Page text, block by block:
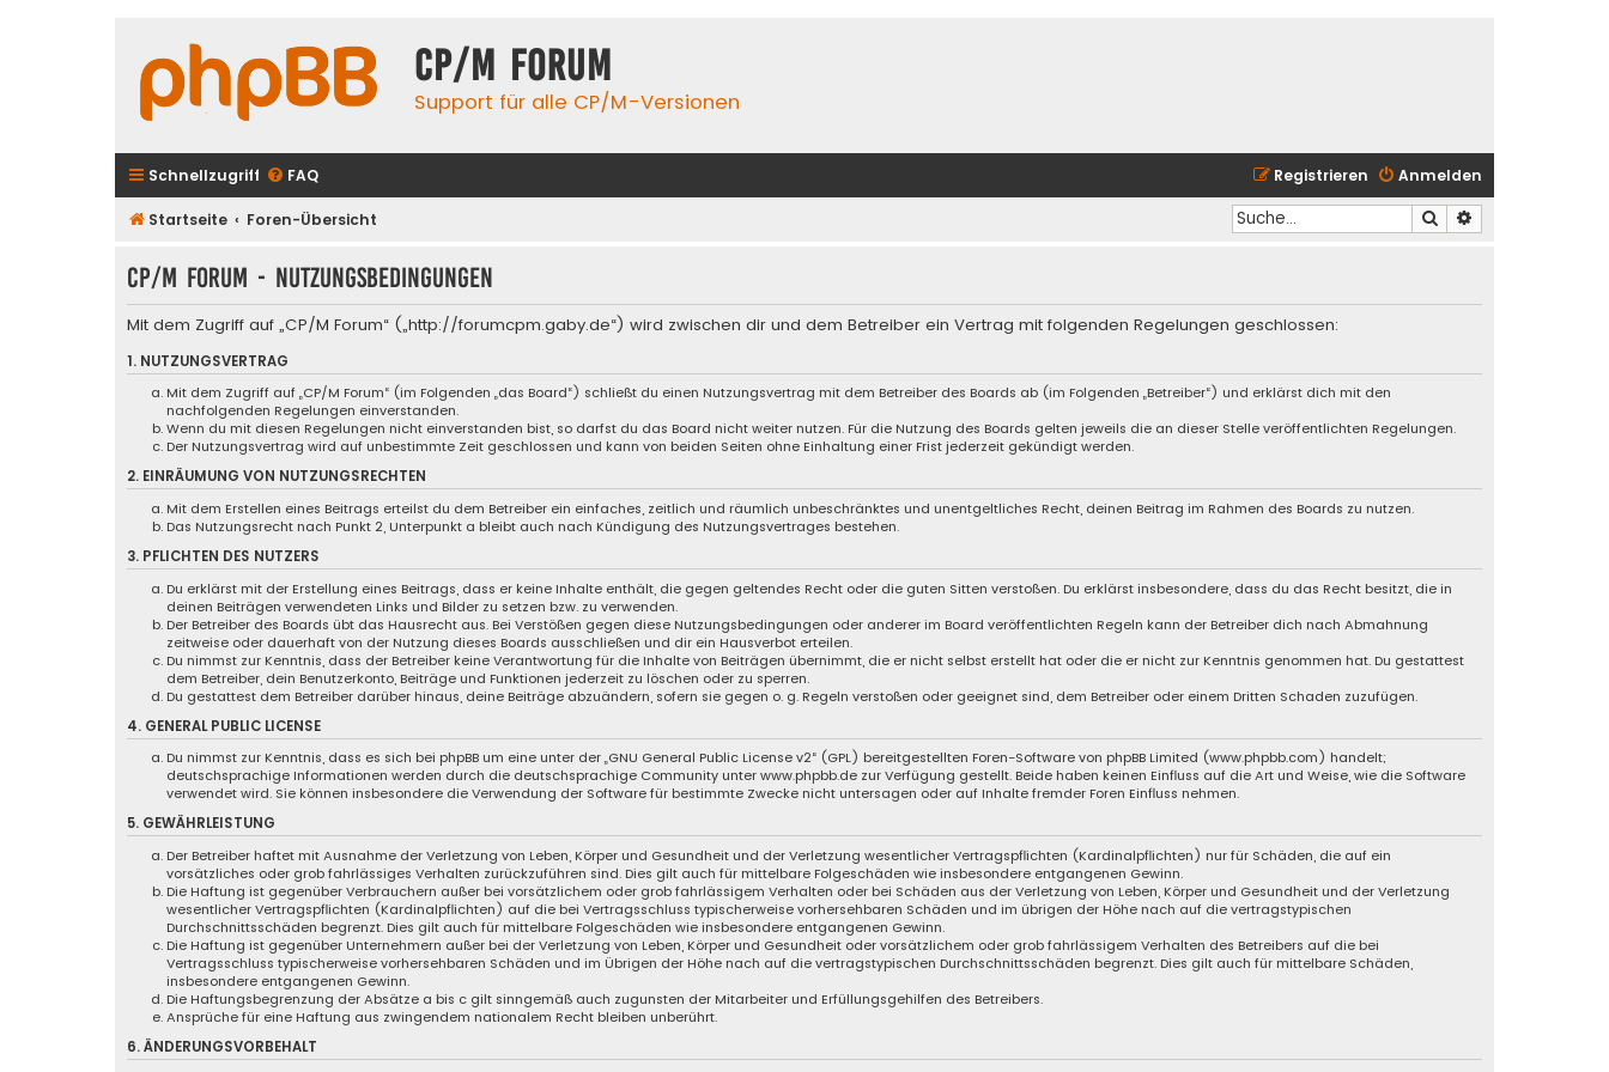
CP/M Forum
Support für alle CP/M-Versionen
Schnellzugriff FAQ Anmelden
Registrieren
Startseite Foren-Übersicht Suche
CP/M Forum - Nutzungsbedingungen
Mit dem Zugriff auf „CP/M Forum“ („http://forumcpm.gaby.de“) wird zwischen dir und dem Betreiber ein Vertrag mit folgenden Regelungen geschlossen:
1. NUTZUNGSVERTRAG
Mit dem Zugriff auf „CP/M Forum“ (im Folgenden „das Board“) schließt du einen Nutzungsvertrag mit dem Betreiber des Boards ab (im Folgenden „Betreiber“) und erklärst dich mit den
nachfolgenden Regelungen einverstanden.
Wenn du mit diesen Regelungen nicht einverstanden bist, so darfst du das Board nicht weiter nutzen. Für die Nutzung des Boards gelten jeweils die an dieser Stelle veröffentlichten Regelungen.
Der Nutzungsvertrag wird auf unbestimmte Zeit geschlossen und kann von beiden Seiten ohne Einhaltung einer Frist jederzeit gekündigt werden.
2. EINRÄUMUNG VON NUTZUNGSRECHTEN
Mit dem Erstellen eines Beitrags erteilst du dem Betreiber ein einfaches, zeitlich und räumlich unbeschränktes und unentgeltliches Recht, deinen Beitrag im Rahmen des Boards zu nutzen.
Das Nutzungsrecht nach Punkt 2, Unterpunkt a bleibt auch nach Kündigung des Nutzungsvertrages bestehen.
3. PFLICHTEN DES NUTZERS
Du erklärst mit der Erstellung eines Beitrags, dass er keine Inhalte enthält, die gegen geltendes Recht oder die guten Sitten verstoßen. Du erklärst insbesondere, dass du das Recht besitzt, die in
deinen Beiträgen verwendeten Links und Bilder zu setzen bzw. zu verwenden.
Der Betreiber des Boards übt das Hausrecht aus. Bei Verstößen gegen diese Nutzungsbedingungen oder anderer im Board veröffentlichten Regeln kann der Betreiber dich nach Abmahnung
zeitweise oder dauerhaft von der Nutzung dieses Boards ausschließen und dir ein Hausverbot erteilen.
Du nimmst zur Kenntnis, dass der Betreiber keine Verantwortung für die Inhalte von Beiträgen übernimmt, die er nicht selbst erstellt hat oder die er nicht zur Kenntnis genommen hat. Du gestattest
dem Betreiber, dein Benutzerkonto, Beiträge und Funktionen jederzeit zu löschen oder zu sperren.
Du gestattest dem Betreiber darüber hinaus, deine Beiträge abzuändern, sofern sie gegen o. g. Regeln verstoßen oder geeignet sind, dem Betreiber oder einem Dritten Schaden zuzufügen.
4. GENERAL PUBLIC LICENSE
Du nimmst zur Kenntnis, dass es sich bei phpBB um eine unter der „GNU General Public License v2“ (GPL) bereitgestellten Foren-Software von phpBB Limited (www.phpbb.com) handelt;
deutschsprachige Informationen werden durch die deutschsprachige Community unter www.phpbb.de zur Verfügung gestellt. Beide haben keinen Einfluss auf die Art und Weise, wie die Software
verwendet wird. Sie können insbesondere die Verwendung der Software für bestimmte Zwecke nicht untersagen oder auf Inhalte fremder Foren Einfluss nehmen.
5. GEWÄHRLEISTUNG
Der Betreiber haftet mit Ausnahme der Verletzung von Leben, Körper und Gesundheit und der Verletzung wesentlicher Vertragspflichten (Kardinalpflichten) nur für Schäden, die auf ein
vorsätzliches oder grob fahrlässiges Verhalten zurückzuführen sind. Dies gilt auch für mittelbare Folgeschäden wie insbesondere entgangenen Gewinn.
Die Haftung ist gegenüber Verbrauchern außer bei vorsätzlichem oder grob fahrlässigem Verhalten oder bei Schäden aus der Verletzung von Leben, Körper und Gesundheit und der Verletzung
wesentlicher Vertragspflichten (Kardinalpflichten) auf die bei Vertragsschluss typischerweise vorhersehbaren Schäden und im übrigen der Höhe nach auf die vertragstypischen
Durchschnittsschäden begrenzt. Dies gilt auch für mittelbare Folgeschäden wie insbesondere entgangenen Gewinn.
Die Haftung ist gegenüber Unternehmern außer bei der Verletzung von Leben, Körper und Gesundheit oder vorsätzlichem oder grob fahrlässigem Verhalten des Betreibers auf die bei
Vertragsschluss typischerweise vorhersehbaren Schäden und im Übrigen der Höhe nach auf die vertragstypischen Durchschnittsschäden begrenzt. Dies gilt auch für mittelbare Schäden,
insbesondere entgangenen Gewinn.
Die Haftungsbegrenzung der Absätze a bis c gilt sinngemäß auch zugunsten der Mitarbeiter und Erfüllungsgehilfen des Betreibers.
Ansprüche für eine Haftung aus zwingendem nationalem Recht bleiben unberührt.
6. ÄNDERUNGSVORBEHALT